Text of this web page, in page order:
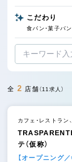
こだわり
食パン・菓子パン
全 2 店舗 （11求人）
カフェ・レストラン
テ（仮称）
【オープニング